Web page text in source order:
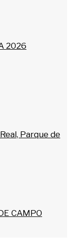
2026
Parque de
CAMPO